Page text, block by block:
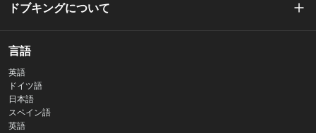
ドブキングについて
私たちの物語
プライバシーポリシー
お問い合わせ
言語
英語
ドイツ語
日本語
スペイン語
英語